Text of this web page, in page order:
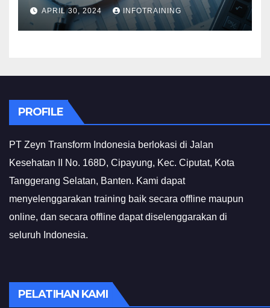
INVESTIGATIF
APRIL 30, 2024 INFOTRAINING
PROFILE
PT Zeyn Transform Indonesia berlokasi di Jalan
Kesehatan II No. 168D, Cipayung, Kec. Ciputat, Kota
Tanggerang Selatan, Banten. Kami dapat
menyelenggarakan training baik secara offline maupun
online, dan secara offline dapat diselenggarakan di
seluruh Indonesia.
PELATIHAN KAMI